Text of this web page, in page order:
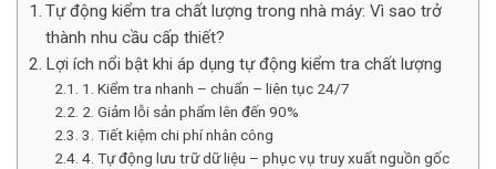
Tự động kiểm tra chất lượng trong nhà máy: Vì sao trở
thành nhu cầu cấp thiết?
Lợi ích nổi bật khi áp dụng tự động kiểm tra chất lượng
1. Kiểm tra nhanh – chuẩn – liên tục 24/7
2. Giảm lỗi sản phẩm lên đến 90%
3. Tiết kiệm chi phí nhân công
4. Tự động lưu trữ dữ liệu – phục vụ truy xuất nguồn gốc